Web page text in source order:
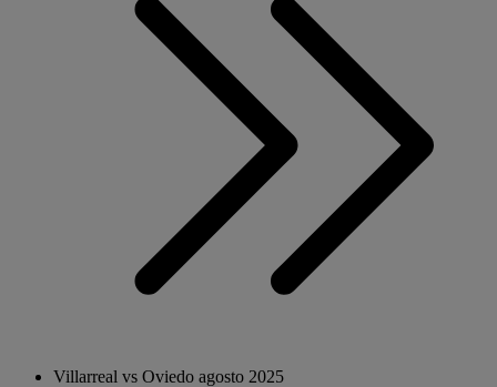
Villarreal vs Oviedo agosto 2025